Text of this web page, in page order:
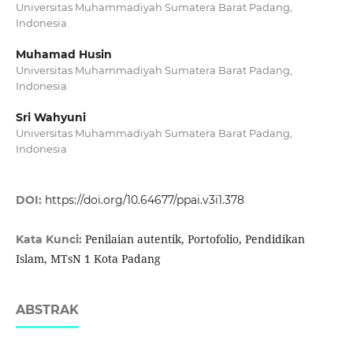
Universitas Muhammadiyah Sumatera Barat Padang,
Indonesia
Muhamad Husin
Universitas Muhammadiyah Sumatera Barat Padang,
Indonesia
Sri Wahyuni
Universitas Muhammadiyah Sumatera Barat Padang,
Indonesia
DOI: https://doi.org/10.64677/ppai.v3i1.378
Kata Kunci: Penilaian autentik, Portofolio, Pendidikan
Islam, MTsN 1 Kota Padang
ABSTRAK